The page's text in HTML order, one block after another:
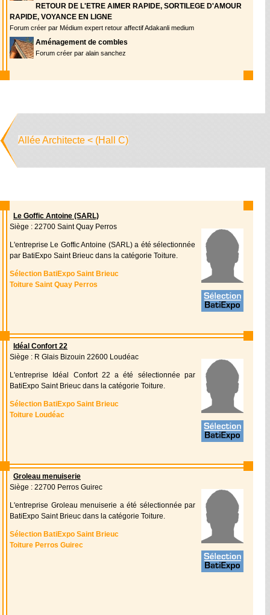
RETOUR DE L'ETRE AIMER RAPIDE, SORTILEGE D'AMOUR
RAPIDE, VOYANCE EN LIGNE
Forum créer par Médium expert retour affectif Adakanli medium
Aménagement de combles
Forum créer par alain sanchez
Allée Architecte < (Hall C)
Le Goffic Antoine (SARL)
Siège : 22700 Saint Quay Perros
L'entreprise Le Goffic Antoine (SARL) a été sélectionnée
par BatiExpo Saint Brieuc dans la catégorie Toiture.
Sélection BatiExpo Saint Brieuc
Toiture Saint Quay Perros
Idéal Confort 22
Siège : R Glais Bizouin 22600 Loudéac
L'entreprise Idéal Confort 22 a été sélectionnée par
BatiExpo Saint Brieuc dans la catégorie Toiture.
Sélection BatiExpo Saint Brieuc
Toiture Loudéac
Groleau menuiserie
Siège : 22700 Perros Guirec
L'entreprise Groleau menuiserie a été sélectionnée par
BatiExpo Saint Brieuc dans la catégorie Toiture.
Sélection BatiExpo Saint Brieuc
Toiture Perros Guirec